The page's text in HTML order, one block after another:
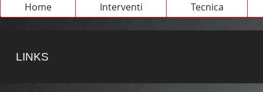
Home Interventi Tecnica
LINKS